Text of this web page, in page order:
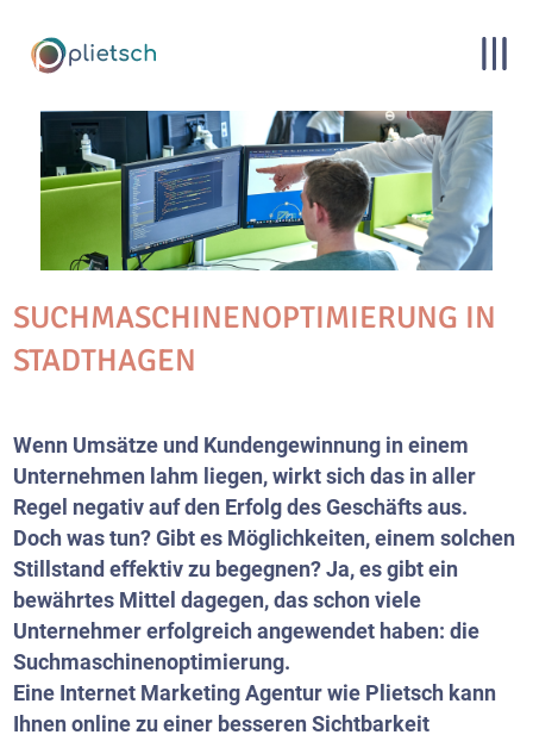
SUCHMASCHINENOPTIMIERUNG IN
STADTHAGEN
Wenn Umsätze und Kundengewinnung in einem
Unternehmen lahm liegen, wirkt sich das in aller
Regel negativ auf den Erfolg des Geschäfts aus.
Doch was tun? Gibt es Möglichkeiten, einem solchen
Stillstand effektiv zu begegnen? Ja, es gibt ein
bewährtes Mittel dagegen, das schon viele
Unternehmer erfolgreich angewendet haben: die
Suchmaschinenoptimierung.
Eine Internet Marketing Agentur wie Plietsch kann
Ihnen online zu einer besseren Sichtbarkeit